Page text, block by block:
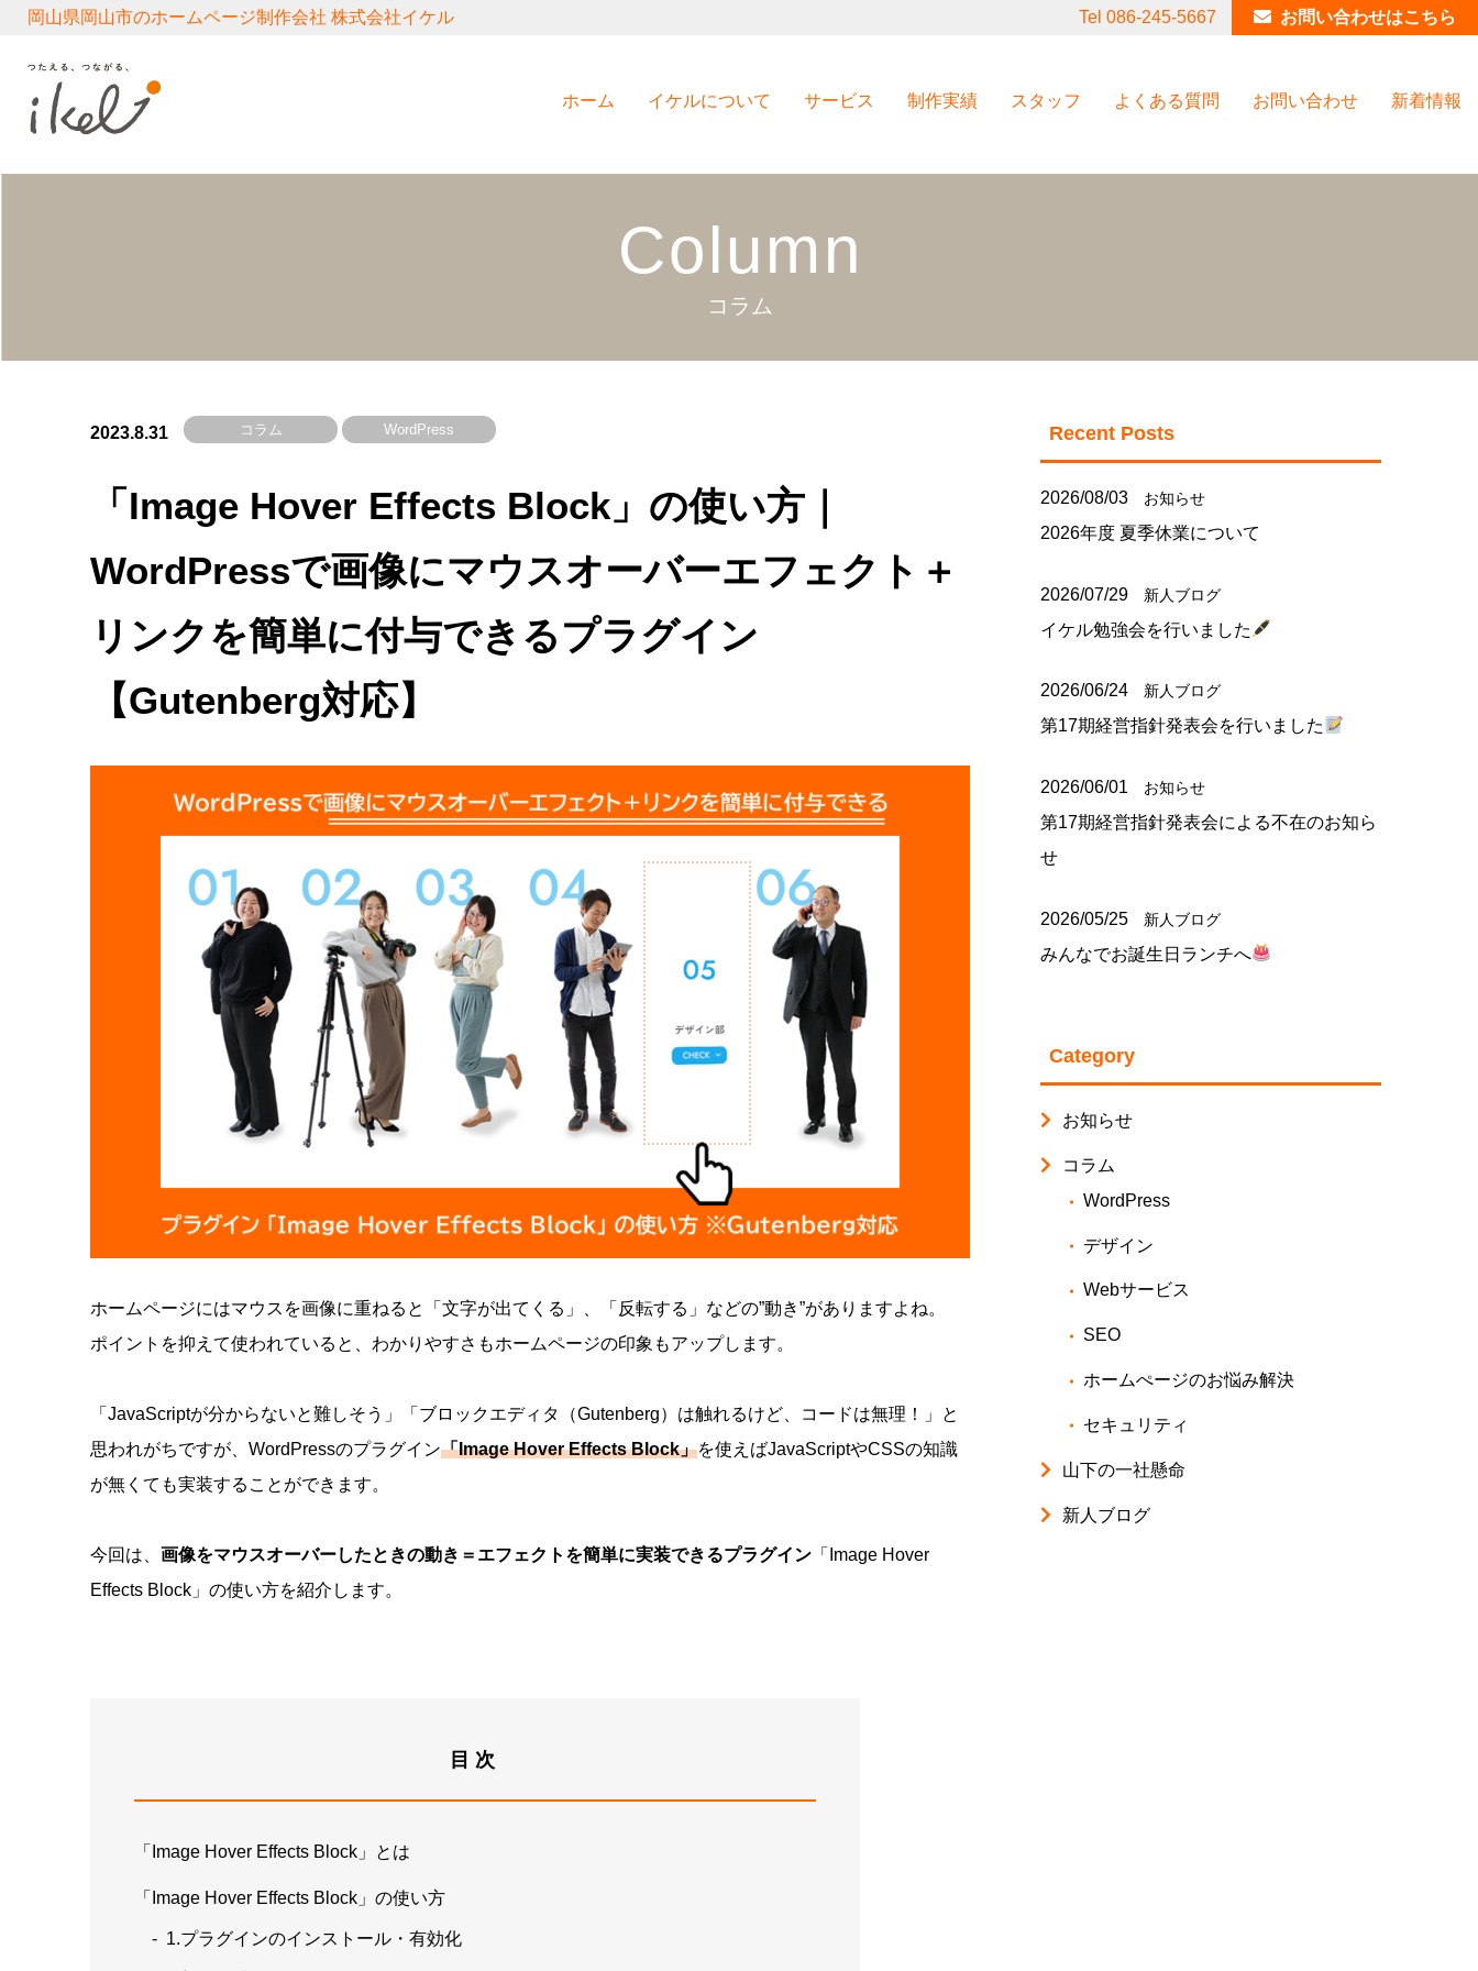
岡山県岡山市のホームページ制作会社 株式会社イケル Tel 086-245-5667 お問い合わせはこちら
ホーム イケルについて サービス 制作実績 スタッフ よくある質問 お問い合わせ 新着情報
Column
コラム
2023.8.31 コラム WordPress
「Image Hover Effects Block」の使い方｜
WordPressで画像にマウスオーバーエフェクト＋
リンクを簡単に付与できるプラグイン
【Gutenberg対応】
ホームページにはマウスを画像に重ねると「文字が出てくる」、「反転する」などの”動き”がありますよね。
ポイントを抑えて使われていると、わかりやすさもホームページの印象もアップします。
「JavaScriptが分からないと難しそう」「ブロックエディタ（Gutenberg）は触れるけど、コードは無理！」と
思われがちですが、WordPressのプラグイン「Image Hover Effects Block」を使えばJavaScriptやCSSの知識
が無くても実装することができます。
今回は、 画像をマウスオーバーしたときの動き＝エフェクトを簡単に実装できるプラグイン 「Image Hover
Effects Block」の使い方を紹介します。
目次
「Image Hover Effects Block」とは
「Image Hover Effects Block」の使い方
1.プラグインのインストール・有効化
Recent Posts
2026/08/03 お知らせ
2026年度 夏季休業について
2026/07/29 新人ブログ
イケル勉強会を行いました
2026/06/24 新人ブログ
第17期経営指針発表会を行いました
2026/06/01 お知らせ
第17期経営指針発表会による不在のお知ら
せ
2026/05/25 新人ブログ
みんなでお誕生日ランチへ
Category
お知らせ
コラム
WordPress
デザイン
Webサービス
SEO
ホームぺージのお悩み解決
セキュリティ
山下の一社懸命
新人ブログ